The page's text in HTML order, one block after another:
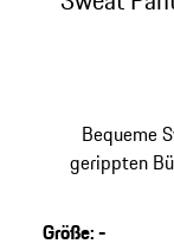
Bequeme
gerippten
Größe:-